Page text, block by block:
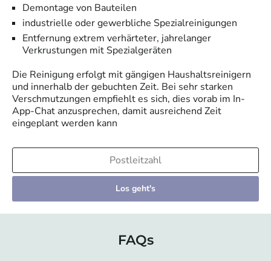
Demontage von Bauteilen
industrielle oder gewerbliche Spezialreinigungen
Entfernung extrem verhärteter, jahrelanger
Verkrustungen mit Spezialgeräten
Die Reinigung erfolgt mit gängigen Haushaltsreinigern
und innerhalb der gebuchten Zeit. Bei sehr starken
Verschmutzungen empfiehlt es sich, dies vorab im In-
App-Chat anzusprechen, damit ausreichend Zeit
eingeplant werden kann
Los geht's
FAQs